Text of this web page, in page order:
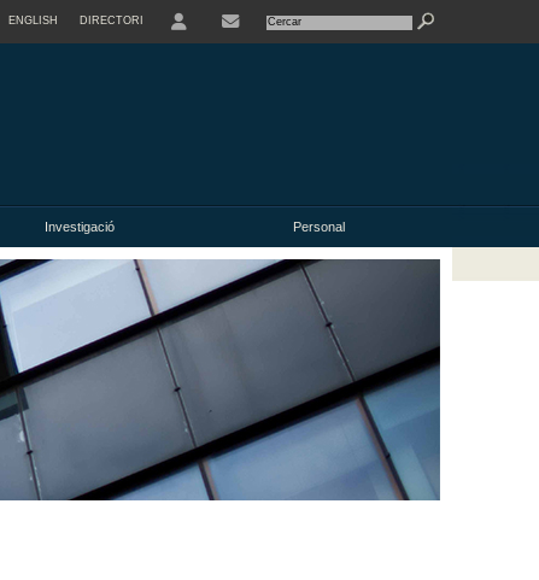
ENGLISH DIRECTORI
Investigació Personal